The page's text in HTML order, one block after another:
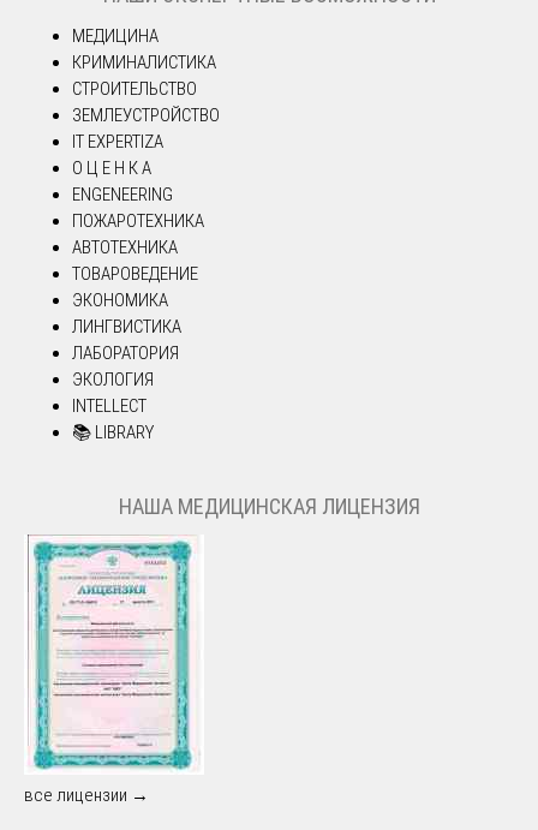
МЕДИЦИНА
КРИМИНАЛИСТИКА
СТРОИТЕЛЬСТВО
ЗЕМЛЕУСТРОЙСТВО
IT EXPERTIZA
О Ц Е Н К А
ENGENEERING
ПОЖАРОТЕХНИКА
АВТОТЕХНИКА
ТОВАРОВЕДЕНИЕ
ЭКОНОМИКА
ЛИНГВИСТИКА
ЛАБОРАТОРИЯ
ЭКОЛОГИЯ
INTELLECT
📚 LIBRARY
НАША МЕДИЦИНСКАЯ ЛИЦЕНЗИЯ
все лицензии →